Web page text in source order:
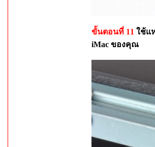
ขั้นตอนที่ 11 ใช้แ
iMac ของคุณ